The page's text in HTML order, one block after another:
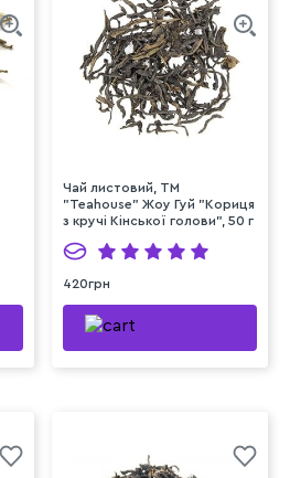
Чай листовий, ТМ
"Teahouse" Жоу Гуй "Кориця
з кручі Кінської голови", 50 г
420грн